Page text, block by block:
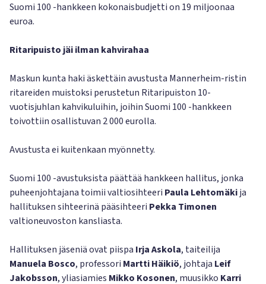
Suomi 100 -hankkeen kokonaisbudjetti on 19 miljoonaa
euroa.
Ritaripuisto jäi ilman kahvirahaa
Maskun kunta haki äskettäin avustusta Mannerheim-ristin
ritareiden muistoksi perustetun Ritaripuiston 10-
vuotisjuhlan kahvikuluihin, joihin Suomi 100 -hankkeen
toivottiin osallistuvan 2 000 eurolla.
Avustusta ei kuitenkaan myönnetty.
Suomi 100 -avustuksista päättää hankkeen hallitus, jonka
puheenjohtajana toimii valtiosihteeri Paula Lehtomäkija
hallituksen sihteerinä pääsihteeri Pekka Timonen
valtioneuvoston kansliasta.
Hallituksen jäseniä ovat piispa Irja Askola, taiteilija
Manuela Bosco, professori Martti Häikiö, johtaja Leif
Jakobsson, yliasiamies Mikko Kosonen, muusikko Karri